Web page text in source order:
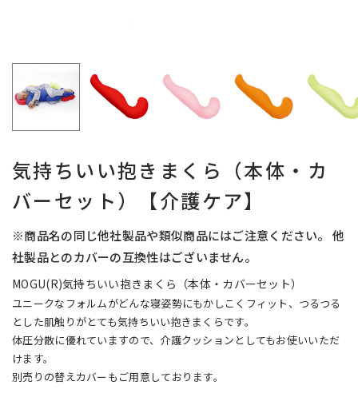
気持ちいい抱きまくら（本体・カ
バーセット）【介護ケア】
※商品名の同じ他社製品や類似商品にはご注意ください。 他
社製品とのカバーの互換性はございません。
MOGU(R)気持ちいい抱きまくら（本体・カバーセット）
ユニークなフォルムがどんな寝姿勢にもかしこくフィット、つるつる
とした肌触りがとても気持ちいい抱きまくらです。
体圧分散に優れていますので、介護クッションとしてもお使いいただ
けます。
別売りの替えカバーもご用意しております。